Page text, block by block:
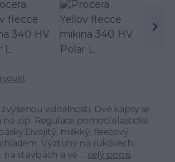
viditelností. Dvě kapsy se
zip. Regulace pomocí elastické
měkký, fleecový
Výztuhy na rukávech,
stavbách a ve ... celý popis